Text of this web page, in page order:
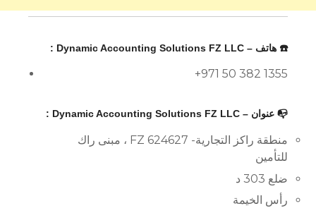
☎️ هاتف – Dynamic Accounting Solutions FZ LLC :
+971 50 382 1355
📭 عنوان – Dynamic Accounting Solutions FZ LLC :
منطقة راكز التجارية- FZ 624627 ، مبنى راك
للتأمين
ضلع 303 د
رأس الخيمة